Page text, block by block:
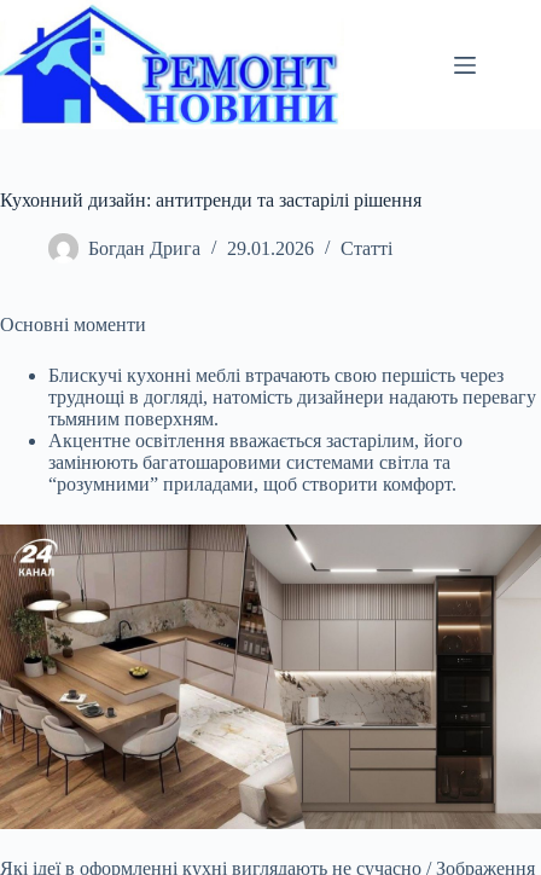
вмісту
Кухонний дизайн: антитренди та застарілі рішення
Богдан Дрига 29.01.2026 Статті
Основні моменти
Блискучі кухонні меблі втрачають свою першість через
труднощі в догляді, натомість дизайнери надають перевагу
тьмяним поверхням.
Акцентне освітлення вважається застарілим, його
замінюють багатошаровими системами світла та
“розумними” приладами, щоб створити комфорт.
Які ідеї в оформленні кухні виглядають не сучасно / Зображення